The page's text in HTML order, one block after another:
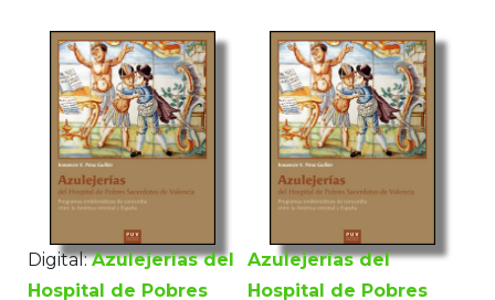
Digital: Azulejerías del
Hospital de Pobres
Azulejerías del
Hospital de Pobres